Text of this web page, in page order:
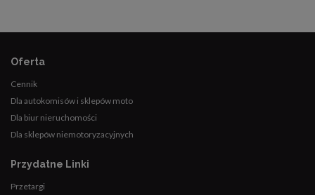
Oferta
Cennik
Dla autokomisów i sklepów moto
Dla biur nieruchomości
Dla sklepów niemotoryzacyjnych
Przydatne Linki
Przetargi